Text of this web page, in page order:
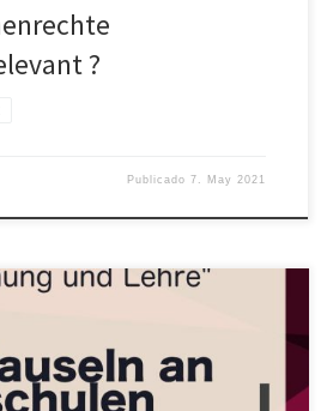
?
Publicado7. May 2021
ersten Vortrag über
In dem Vortrag wird die Frage der
von Wissenschaft diskutiert.